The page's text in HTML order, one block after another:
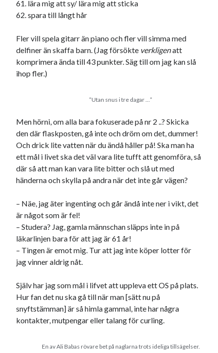
lära mig att sy/ lära mig att sticka
spara till långt hår
Fler vill spela gitarr än piano och fler vill simma med
delfiner än skaffa barn. (Jag försökte verkligenatt
komprimera ända till 43 punkter. Säg till om jag kan slå
ihop fler.)
”Utan snus i tre dagar …”
Men hörni, om alla bara fokuserade på nr 2 ..? Skicka
den där flaskposten, gå inte och dröm om det, dummer!
Och drick lite vatten när du ändå håller på! Ska man ha
ett mål i livet ska det väl vara lite tufft att genomföra, så
där så att man kan vara lite bitter och slå ut med
händerna och skylla på andra när det inte går vägen?
– Näe, jag äter ingenting och går ändå inte ner i vikt, det
är något som är fel!
– Studera? Jag, gamla männschan släpps inte in på
läkarlinjen bara för att jag är 61 år!
– Tingen är emot mig. Tur att jag inte köper lotter för
jag vinner aldrig nåt.
Själv har jag som mål i lifvet att uppleva ett OS på plats.
Hur fan det nu ska gå till när man [sätt nu på
snyftstämman] är så himla gammal, inte har några
kontakter, mutpengar eller talang för curling.
En av Ali Babas rövare bet på naglarna trots ideliga tillsägelser.